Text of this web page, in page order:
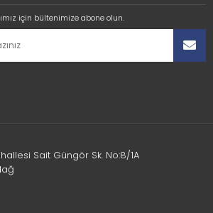
için bültenimize abone olun.
Sait Güngör Sk. No:8/1A